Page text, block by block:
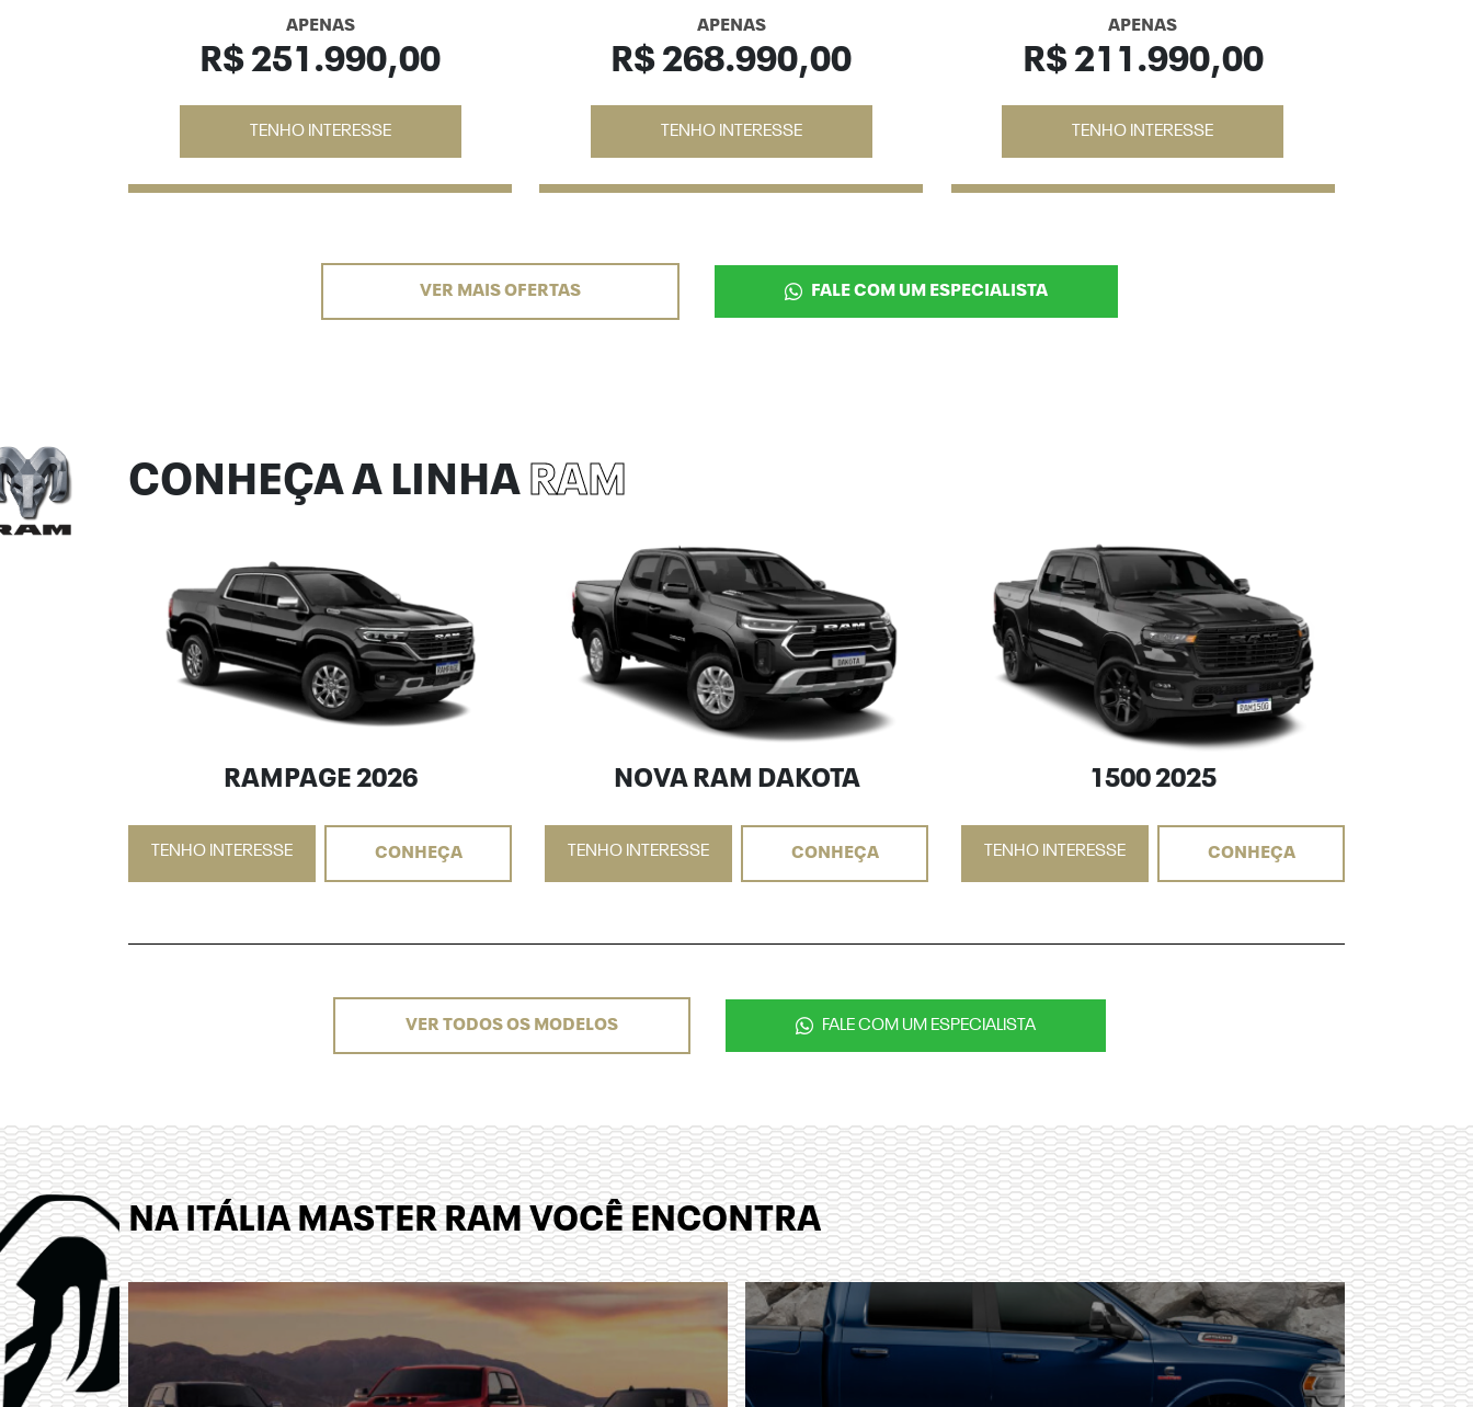
APENAS
R$ 251.990,00
TENHO INTERESSE
APENAS
R$ 268.990,00
TENHO INTERESSE
APENAS
R$ 211.990,00
TENHO INTERESSE
VER MAIS OFERTAS FALE COM UM ESPECIALISTA
CONHEÇA A LINHA RAM
RAMPAGE 2026
TENHO INTERESSE CONHEÇA
NOVA RAM DAKOTA
TENHO INTERESSE CONHEÇA
1500 2025
TENHO INTERESSE CONHEÇA
VER TODOS OS MODELOS FALE COM UM ESPECIALISTA
NA ITÁLIA MASTER RAM VOCÊ ENCONTRA